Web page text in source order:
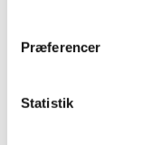
Præferencer
Statistik
2009 (14)